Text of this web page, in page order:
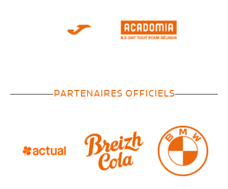
PARTENAIRES OFFICIELS